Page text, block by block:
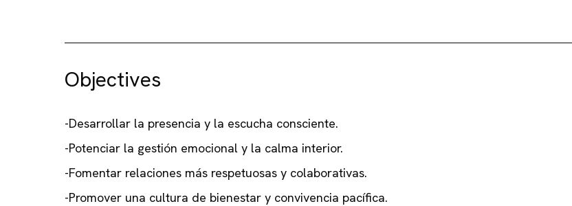
Objectives
-Desarrollar la presencia y la escucha consciente.
-Potenciar la gestión emocional y la calma interior.
-Fomentar relaciones más respetuosas y colaborativas.
-Promover una cultura de bienestar y convivencia pacífica.